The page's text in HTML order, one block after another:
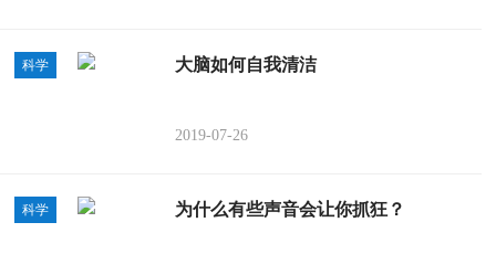
科学 大脑如何自我清洁
2019-07-26
科学 为什么有些声音会让你抓狂？